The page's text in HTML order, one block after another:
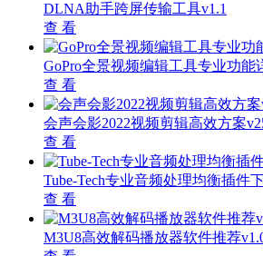
DLNA助手跨屏传输工具v1.1
查 看
GoPro全景视频编辑工具专业功能
查 看
会声会影2022视频剪辑高效方案
查 看
Tube-Tech专业音频处理均衡插件
查 看
M3U8高效解码播放器软件推荐